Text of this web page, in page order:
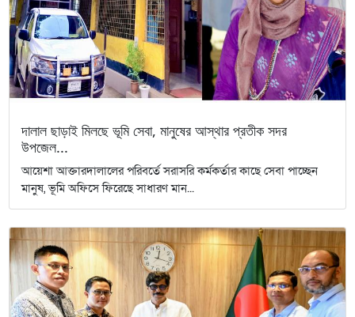
দালাল ছাড়াই মিলছে ভূমি সেবা, মানুষের আস্থার প্রতীক সদর
উপজেল...
আয়েশা আক্তারদালালের পরিবর্তে সরাসরি কর্মকর্তার কাছে সেবা পাচ্ছেন
মানুষ, ভূমি অফিসে ফিরেছে সাধারণ মান...